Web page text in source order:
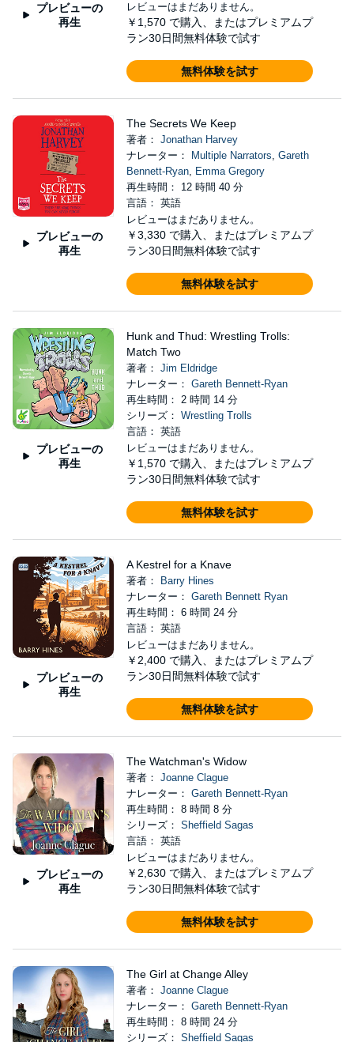
プレビューの
再生
レビューはまだありません。
￥1,570 で購入、またはプレミアムプ
ラン30日間無料体験で試す
無料体験を試す
プレビューの
再生
The Secrets We Keep
著者： Jonathan Harvey
ナレーター：
Multiple Narrators, Gareth
Bennett-Ryan, Emma Gregory
再生時間： 12 時間 40 分
言語： 英語
レビューはまだありません。
￥3,330 で購入、またはプレミアムプ
ラン30日間無料体験で試す
無料体験を試す
プレビューの
再生
Hunk and Thud: Wrestling Trolls:
Match Two
著者： Jim Eldridge
ナレーター： Gareth Bennett-Ryan
再生時間： 2 時間 14 分
シリーズ： Wrestling Trolls
言語： 英語
レビューはまだありません。
￥1,570 で購入、またはプレミアムプ
ラン30日間無料体験で試す
無料体験を試す
プレビューの
再生
A Kestrel for a Knave
著者：
Barry Hines
ナレーター： Gareth Bennett Ryan
再生時間： 6 時間 24 分
言語： 英語
レビューはまだありません。
￥2,400 で購入、またはプレミアムプ
ラン30日間無料体験で試す
無料体験を試す
プレビューの
再生
The Watchman's Widow
著者： Joanne Clague
ナレーター： Gareth Bennett-Ryan
再生時間： 8 時間 8 分
シリーズ： Sheffield Sagas
言語： 英語
レビューはまだありません。
￥2,630 で購入、またはプレミアムプ
ラン30日間無料体験で試す
無料体験を試す
The Girl at Change Alley
著者： Joanne Clague
ナレーター： Gareth Bennett-Ryan
再生時間： 8 時間 24 分
シリーズ： Sheffield Sagas